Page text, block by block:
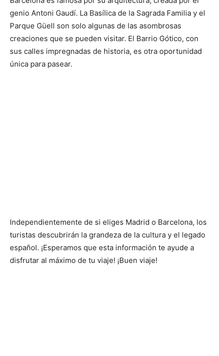
genio Antoni Gaudí. La Basílica de la Sagrada Familia y el
Parque Güell son solo algunas de las asombrosas
creaciones que se pueden visitar. El Barrio Gótico, con
sus calles impregnadas de historia, es otra oportunidad
única para pasear.
Independientemente de si eliges Madrid o Barcelona, los
turistas descubrirán la grandeza de la cultura y el legado
español. ¡Esperamos que esta información te ayude a
disfrutar al máximo de tu viaje! ¡Buen viaje!